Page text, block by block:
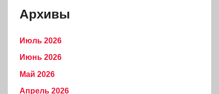
Архивы
Июль 2026
Июнь 2026
Май 2026
Апрель 2026